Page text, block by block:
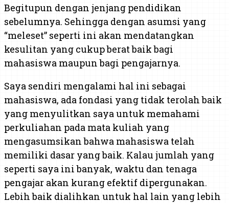
Begitupun dengan jenjang pendidikan
sebelumnya. Sehingga dengan asumsi yang
“meleset” seperti ini akan mendatangkan
kesulitan yang cukup berat baik bagi
mahasiswa maupun bagi pengajarnya.
Saya sendiri mengalami hal ini sebagai
mahasiswa, ada fondasi yang tidak terolah baik
yang menyulitkan saya untuk memahami
perkuliahan pada mata kuliah yang
mengasumsikan bahwa mahasiswa telah
memiliki dasar yang baik. Kalau jumlah yang
seperti saya ini banyak, waktu dan tenaga
pengajar akan kurang efektif dipergunakan.
Lebih baik dialihkan untuk hal lain yang lebih